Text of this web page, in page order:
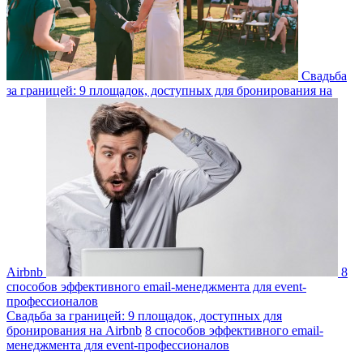
Свадьба
за границей: 9 площадок, доступных для бронирования на
Airbnb
8
способов эффективного email-менеджмента для event-
профессионалов
Свадьба за границей: 9 площадок, доступных для
бронирования на Airbnb 8 способов эффективного email-
менеджмента для event-профессионалов